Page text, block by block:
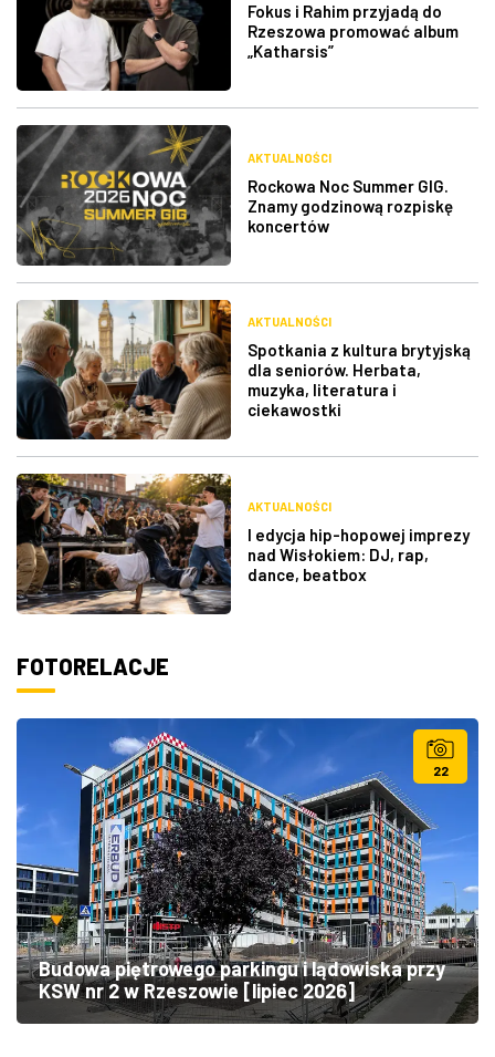
Fokus i Rahim przyjadą do
Rzeszowa promować album
„Katharsis”
AKTUALNOŚCI
Rockowa Noc Summer GIG.
Znamy godzinową rozpiskę
koncertów
AKTUALNOŚCI
Spotkania z kultura brytyjską
dla seniorów. Herbata,
muzyka, literatura i
ciekawostki
AKTUALNOŚCI
I edycja hip-hopowej imprezy
nad Wisłokiem: DJ, rap,
dance, beatbox
FOTORELACJE
22
Budowa piętrowego parkingu i lądowiska przy
KSW nr 2 w Rzeszowie [lipiec 2026]